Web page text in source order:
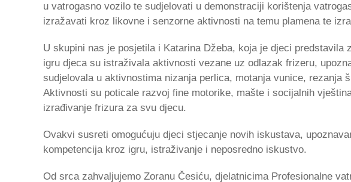
u vatrogasno vozilo te sudjelovati u demonstraciji korištenja
izražavati kroz likovne i senzorne aktivnosti na temu plamena te
U skupini nas je posjetila i Katarina Džeba, koja je djeci predstavila
igru djeca su istraživala aktivnosti vezane uz odlazak frizeru,
sudjelovala u aktivnostima nizanja perlica, motanja vunice, rezanja
Aktivnosti su poticale razvoj fine motorike, mašte i socijalnih
izrađivanje frizura za svu djecu.
Ovakvi susreti omogućuju djeci stjecanje novih iskustava,
kompetencija kroz igru, istraživanje i neposredno iskustvo.
Od srca zahvaljujemo Zoranu Česiću, djelatnicima Profesionalne